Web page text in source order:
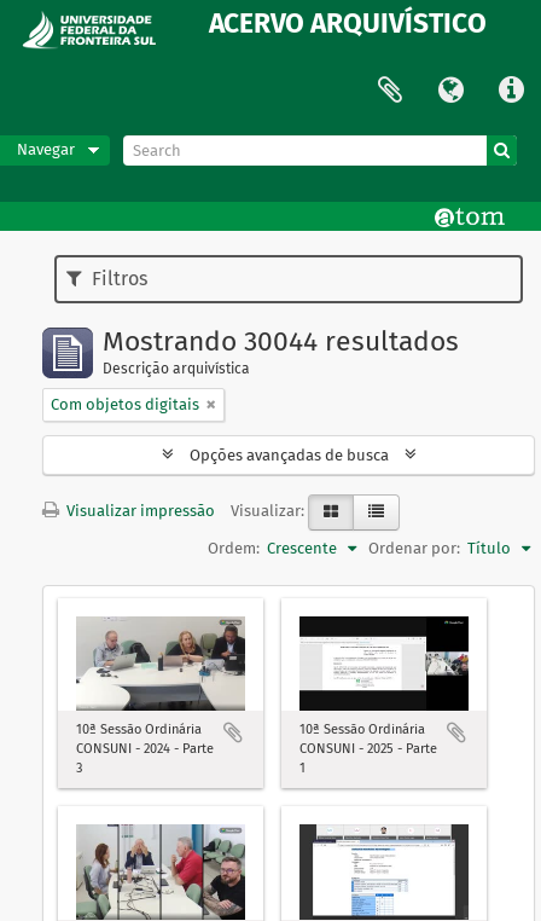
ACERVO ARQUIVÍSTICO
Navegar
Filtros
Mostrando 30044 resultados
Descrição arquivística
Com objetos digitais
Opções avançadas de busca
Visualizar impressão Visualizar:
Ordenar por: Título
Ordem: Crescente
10ª Sessão Ordinária
CONSUNI - 2024 - Parte
3
10ª Sessão Ordinária
CONSUNI - 2025 - Parte
1